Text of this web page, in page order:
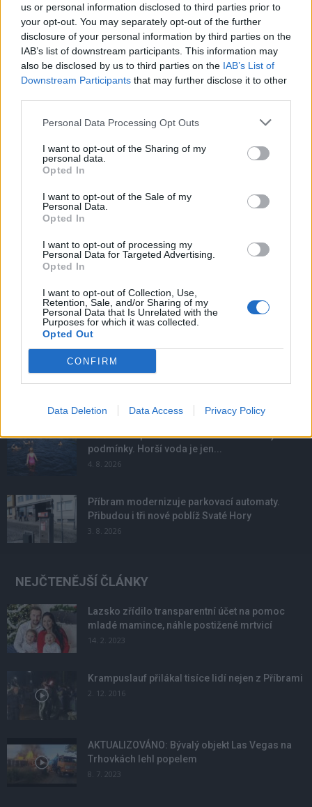
us or personal information disclosed to third parties prior to
your opt-out. You may separately opt-out of the further
disclosure of your personal information by third parties on the
IAB’s list of downstream participants. This information may
also be disclosed by us to third parties on the IAB’s List of
Downstream Participants that may further disclose it to other
Personal Data Processing Opt Outs
I want to opt-out of the Sharing of my
personal data.
Opted In
I want to opt-out of the Sale of my
Personal Data.
Opted In
I want to opt-out of processing my
Personal Data for Targeted Advertising.
Opted In
I want to opt-out of Collection, Use,
Retention, Sale, and/or Sharing of my
Personal Data that Is Unrelated with the
Purposes for which it was collected.
Opted Out
CONFIRM
Data Deletion Data Access Privacy Policy
Příbramští policisté rozbili další gang pašující
Ondřej Dufek - 15. 6. 2017
PŘÍBRAM – Už třetí velký zátah během letošního roku provedli
věznici. V policejní síti uvízlo celkem 22 osob...
NOVINKY
Obděnice vzpomínaly na filmovou legendu
6. 8. 2026
Většina koupališť na Příbramsku nabízí výborné
podmínky. Horší voda je jen...
4. 8. 2026
Příbram modernizuje parkovací automaty.
Přibudou i tři nové poblíž Svaté Hory
3. 8. 2026
NEJČTENĚJŠÍ ČLÁNKY
Lazsko zřídilo transparentní účet na pomoc
mladé mamince, náhle postižené mrtvicí
14. 2. 2023
Krampuslauf přilákal tisíce lidí nejen z Příbrami
2. 12. 2016
AKTUALIZOVÁNO: Bývalý objekt Las Vegas na
Trhovkách lehl popelem
8. 7. 2023